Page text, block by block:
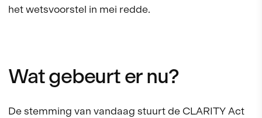
het wetsvoorstel in mei redde.
Wat gebeurt er nu?
De stemming van vandaag stuurt de CLARITY Act